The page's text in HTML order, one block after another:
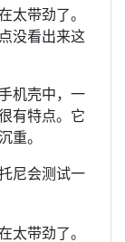
没看出来这
机壳中，一
有特点。它
重。
尼会测试一